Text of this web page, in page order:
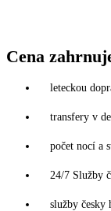
Cena
leteckou
transfery v
počet nocí a
24/7 Služby
služby česky